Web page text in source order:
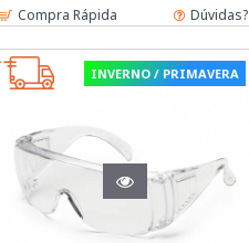
Compra Rápida Dúvidas?
INVERNO / PRIMAVERA